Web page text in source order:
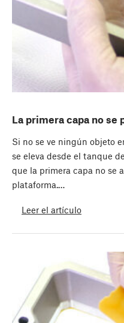
La primera capa no se
Si no se ve ningún objeto
se eleva desde el tanque
que la primera capa no se
plataforma.…
Leer el artículo